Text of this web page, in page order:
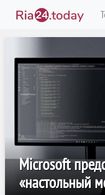
Microsoft
«настольный